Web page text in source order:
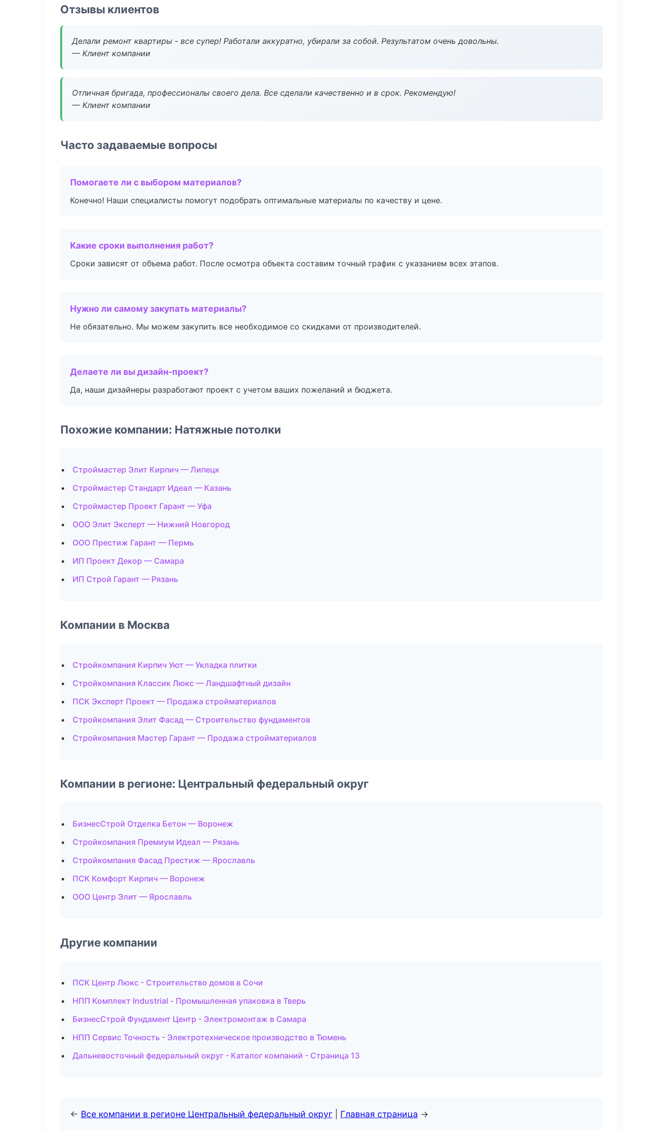
Отзывы клиентов
Делали ремонт квартиры - все супер! Работали аккуратно, убирали за собой. Результатом очень довольны.
— Клиент компании
Отличная бригада, профессионалы своего дела. Все сделали качественно и в срок. Рекомендую!
— Клиент компании
Часто задаваемые вопросы
Помогаете ли с выбором материалов?
Конечно! Наши специалисты помогут подобрать оптимальные материалы по качеству и цене.
Какие сроки выполнения работ?
Сроки зависят от объема работ. После осмотра объекта составим точный график с указанием всех этапов.
Нужно ли самому закупать материалы?
Не обязательно. Мы можем закупить все необходимое со скидками от производителей.
Делаете ли вы дизайн-проект?
Да, наши дизайнеры разработают проект с учетом ваших пожеланий и бюджета.
Похожие компании: Натяжные потолки
Строймастер Элит Кирпич — Липецк
Строймастер Стандарт Идеал — Казань
Строймастер Проект Гарант — Уфа
ООО Элит Эксперт — Нижний Новгород
ООО Престиж Гарант — Пермь
ИП Проект Декор — Самара
ИП Строй Гарант — Рязань
Компании в Москва
Стройкомпания Кирпич Уют — Укладка плитки
Стройкомпания Классик Люкс — Ландшафтный дизайн
ПСК Эксперт Проект — Продажа стройматериалов
Стройкомпания Элит Фасад — Строительство фундаментов
Стройкомпания Мастер Гарант — Продажа стройматериалов
Компании в регионе: Центральный федеральный округ
БизнесСтрой Отделка Бетон — Воронеж
Стройкомпания Премиум Идеал — Рязань
Стройкомпания Фасад Престиж — Ярославль
ПСК Комфорт Кирпич — Воронеж
ООО Центр Элит — Ярославль
Другие компании
ПСК Центр Люкс - Строительство домов в Сочи
НПП Комплект Industrial - Промышленная упаковка в Тверь
БизнесСтрой Фундамент Центр - Электромонтаж в Самара
НПП Сервис Точность - Электротехническое производство в Тюмень
Дальневосточный федеральный округ - Каталог компаний - Страница 13
← Все компании в регионе Центральный федеральный округ Главная страница →